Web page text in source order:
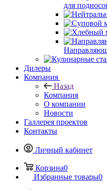
для
Дилеры
Компания
Назад
Компания
О компании
Новости
Галлерея проектов
Контакты
Личный кабинет
Корзина0
Избранные товары0